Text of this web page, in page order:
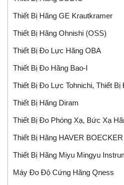
Thiết Bị Hãng GE Krautkramer
Thiết Bị Hãng Ohnishi (OSS)
Thiết Bị Đo Lực Hãng OBA
Thiết Bị Đo Hãng Bao-I
Thiết Bị Đo Lực Tohnichi, Thiết Bị
Thiết Bị Hãng Diram
Thiết Bị Đo Phóng Xạ, Bức Xạ
Thiết Bị Hãng HAVER BOECKER
Thiết Bị Hãng Miyu Mingyu
Máy Đo Độ Cứng Hãng Qness